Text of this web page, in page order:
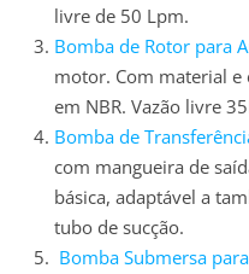
livre de 50 Lpm.
Bomba de Rotor para
motor. Com material
em NBR. Vazão livre
Bomba de
com mangueira de
básica, adaptável a
tubo de sucção.
Bomba Submersa